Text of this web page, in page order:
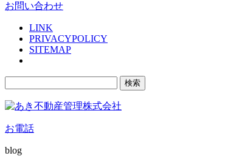
お問い合わせ
LINK
PRIVACYPOLICY
SITEMAP
お電話
blog